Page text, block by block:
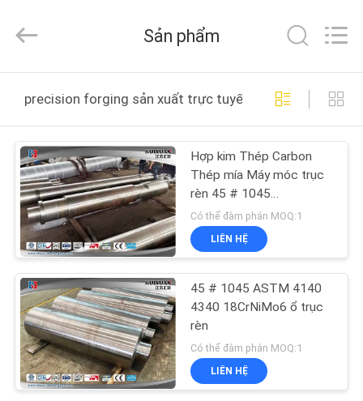
CHỦ
CÁC
SẢN
PHẨM
VIDEO
VỀ
CHÚNG
TÔI
XUAN
CO.,LTD.
Reserved.
Sản phẩm
precision forging sản xuất trực tuyến
Hợp kim Thép Carbon
Thép mía Máy móc trục
rèn 45 # 1045
ASTM4140 34CrNiMo6
Có thể đàm phán MOQ:1
LIÊN HỆ
45 # 1045 ASTM 4140
4340 18CrNiMo6 ổ trục
rèn
Có thể đàm phán MOQ:1
LIÊN HỆ